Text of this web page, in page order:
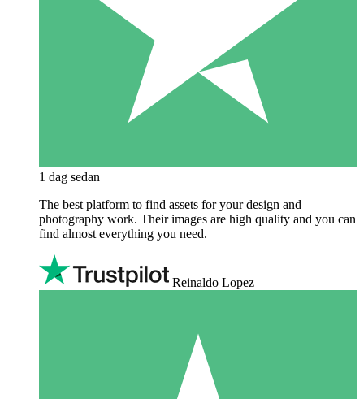
1 dag sedan
The best platform to find assets for your design and
photography work. Their images are high quality and you can
find almost everything you need.
Reinaldo Lopez